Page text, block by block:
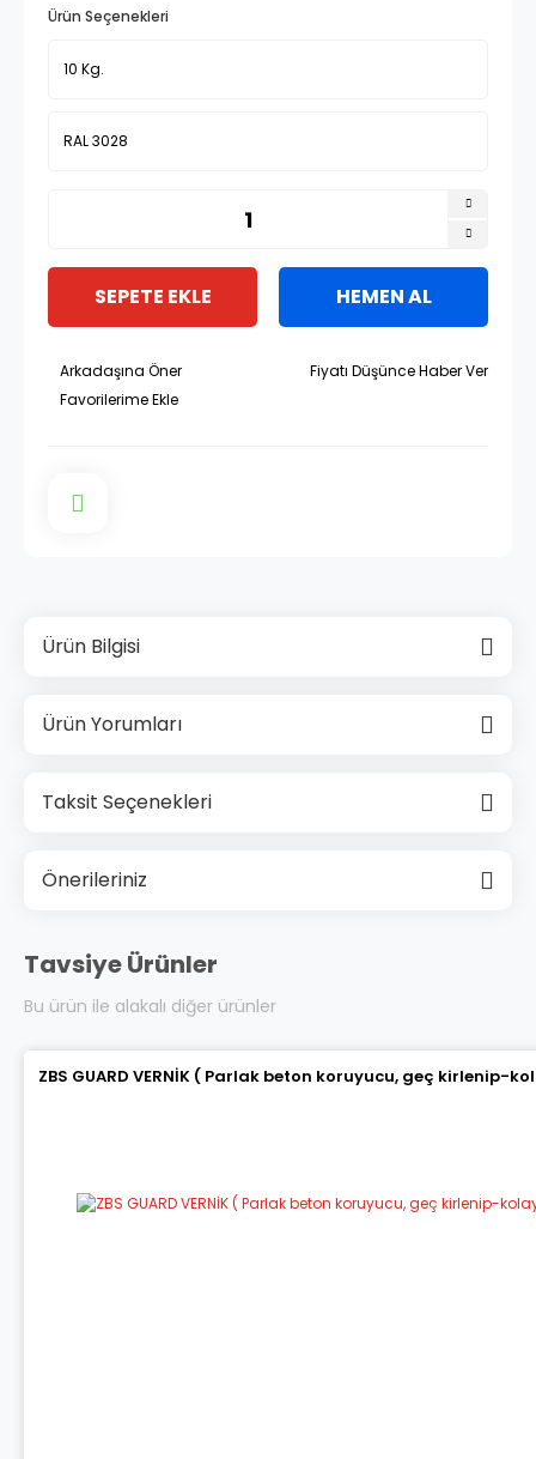
Ürün Seçenekleri
SEPETE EKLE HEMEN AL
Arkadaşına Öner Fiyatı Düşünce Haber Ver
Ürün Bilgisi
Ürün Yorumları
Taksit Seçenekleri
Önerileriniz
Tavsiye Ürünler
Bu ürün ile alakalı diğer ürünler
ZBS GUARD VERNİK ( Parlak beton koruyucu, geç kirlenip-